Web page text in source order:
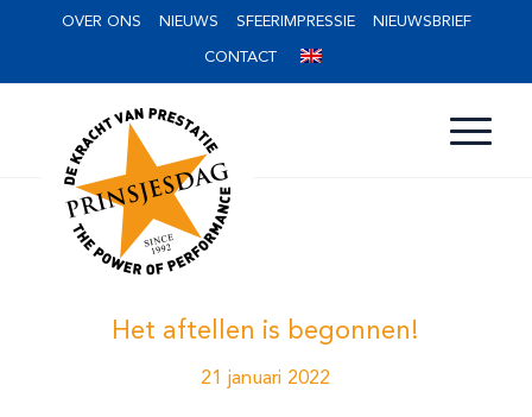
OVER ONS NIEUWS SFEERIMPRESSIE NIEUWSBRIEF
CONTACT
Het aftellen is begonnen!
21 januari 2022